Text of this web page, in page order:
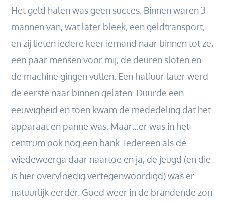
Het geld halen was geen succes. Binnen waren 3
mannen van, wat later bleek, een geldtransport,
en zij lieten iedere keer iemand naar binnen tot ze,
een paar mensen voor mij, de deuren sloten en
de machine gingen vullen. Een halfuur later werd
de eerste naar binnen gelaten. Duurde een
eeuwigheid en toen kwam de mededeling dat het
apparaat en panne was. Maar…er was in het
centrum ook nog een bank. Iedereen als de
wiedeweerga daar naartoe en ja, de jeugd (en die
is hier overvloedig vertegenwoordigd) was er
natuurlijk eerder. Goed weer in de brandende zon